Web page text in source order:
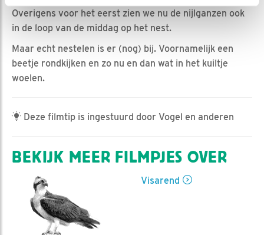
Overigens voor het eerst zien we nu de nijlganzen ook
in de loop van de middag op het nest.
Maar echt nestelen is er (nog) bij. Voornamelijk een
beetje rondkijken en zo nu en dan wat in het kuiltje
woelen.
Deze filmtip is ingestuurd door Vogel en anderen
BEKIJK MEER FILMPJES OVER
Visarend